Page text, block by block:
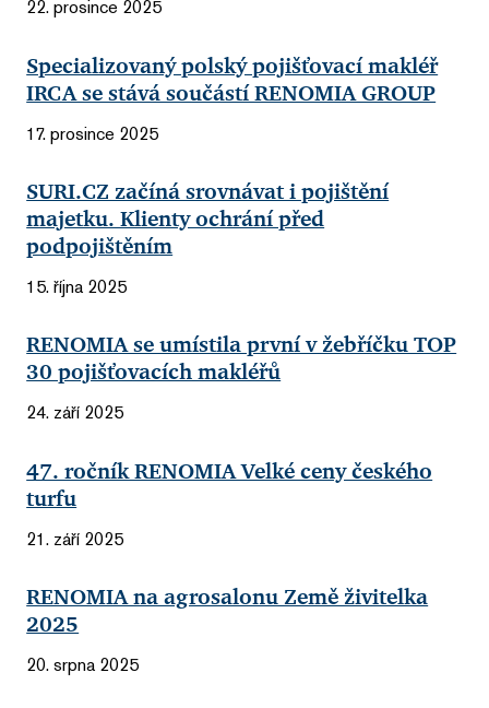
22. prosince 2025
Specializovaný polský pojišťovací makléř
IRCA se stává součástí RENOMIA GROUP
17. prosince 2025
SURI.CZ začíná srovnávat i pojištění
majetku. Klienty ochrání před
podpojištěním
15. října 2025
RENOMIA se umístila první v žebříčku TOP
30 pojišťovacích makléřů
24. září 2025
47. ročník RENOMIA Velké ceny českého
turfu
21. září 2025
RENOMIA na agrosalonu Země živitelka
2025
20. srpna 2025